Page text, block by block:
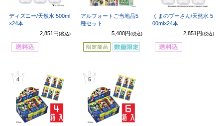
ディズニー/天然水 500ml
×24本
2,851円 (税込)
アルフォートご当地品5
種セット
5,400円 (税込)
くまのプーさん/天然水 5
00ml×24本
2,851円(税込)
4 5